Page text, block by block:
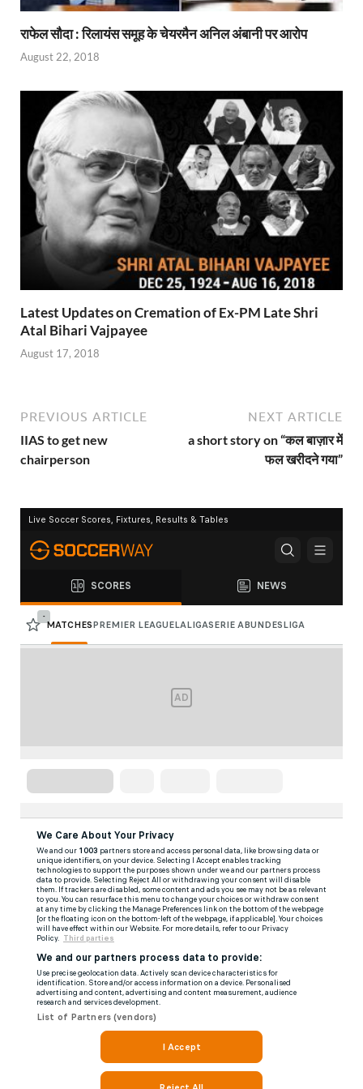
राफेल सौदा : रिलायंस समूह के चेयरमैन अनिल अंबानी पर आरोप
August 22, 2018
Latest Updates on Cremation of Ex-PM Late Shri
Atal Bihari Vajpayee
August 17, 2018
PREVIOUS ARTICLE
IIAS to get new
chairperson
NEXT ARTICLE
a short story on “कल बाज़ार में
फल खरीदने गया”